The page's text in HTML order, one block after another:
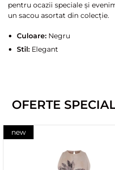
pentru ocazii speciale și
un sacou asortat din colecție.
Culoare:Negru
Stil:Elegant
OFERTE
new